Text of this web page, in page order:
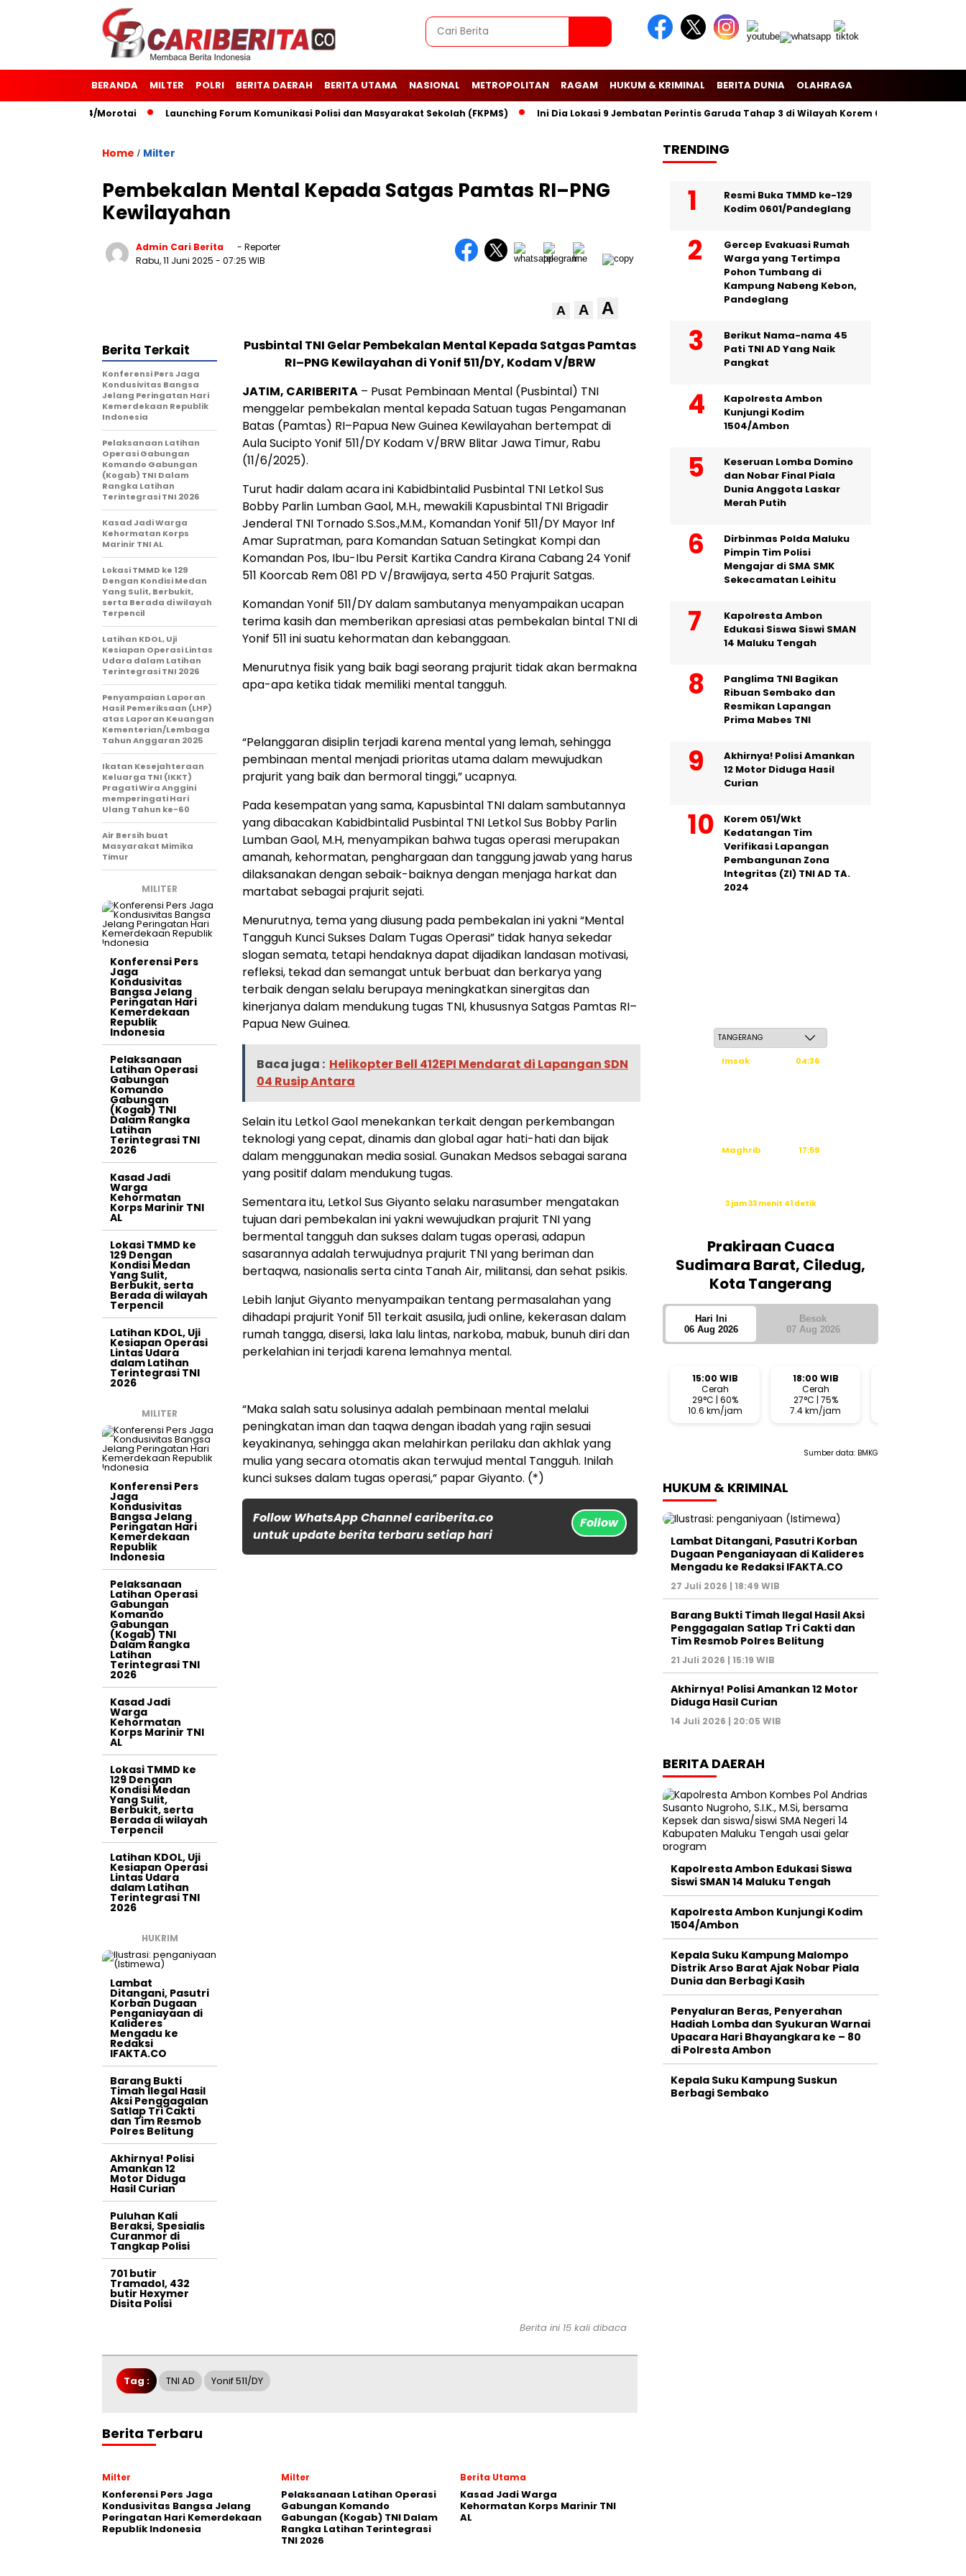
BERANDA MILTER POLRI BERITA DAERAH BERITA UTAMA NASIONAL METROPOLITAN RAGAM HUKUM & KRIMINAL BERITA DUNIA OLAHRAGA
Kodim 1514/Morotai Launching Forum Komunikasi Polisi dan Masyarakat Sekolah (FKPMS) Ini Dia Lokasi 9 Jembatan Perintis Garuda Tahap 3 di Wilayah Korem 081/Dsj
Home / Milter
Pembekalan Mental Kepada Satgas Pamtas RI–PNG
Kewilayahan
Admin Cari Berita
- Reporter
Rabu, 11 Juni 2025 - 07:25 WIB
A A A
Pusbintal TNI Gelar Pembekalan Mental Kepada Satgas Pamtas
RI–PNG Kewilayahan di Yonif 511/DY, Kodam V/BRW
JATIM, CARIBERITA – Pusat Pembinaan Mental (Pusbintal) TNI
menggelar pembekalan mental kepada Satuan tugas Pengamanan
Batas (Pamtas) RI–Papua New Guinea Kewilayahan bertempat di
Aula Sucipto Yonif 511/DY Kodam V/BRW Blitar Jawa Timur, Rabu
(11/6/2025).
Turut hadir dalam acara ini Kabidbintalid Pusbintal TNI Letkol Sus
Bobby Parlin Lumban Gaol, M.H., mewakili Kapusbintal TNI Brigadir
Jenderal TNI Tornado S.Sos.,M.M., Komandan Yonif 511/DY Mayor Inf
Amar Supratman, para Komandan Satuan Setingkat Kompi dan
Komandan Pos, Ibu-Ibu Persit Kartika Candra Kirana Cabang 24 Yonif
511 Koorcab Rem 081 PD V/Brawijaya, serta 450 Prajurit Satgas.
Komandan Yonif 511/DY dalam sambutanya menyampaikan ucapan
terima kasih dan memberikan apresiasi atas pembekalan bintal TNI di
Yonif 511 ini suatu kehormatan dan kebanggaan.
Menurutnya fisik yang baik bagi seorang prajurit tidak akan bermakna
apa-apa ketika tidak memiliki mental tangguh.
“Pelanggaran disiplin terjadi karena mental yang lemah, sehingga
pembinaan mental menjadi prioritas utama dalam mewujudkan
prajurit yang baik dan bermoral tinggi,” ucapnya.
Pada kesempatan yang sama, Kapusbintal TNI dalam sambutannya
yang dibacakan Kabidbintalid Pusbintal TNI Letkol Sus Bobby Parlin
Lumban Gaol, M.H, menyampikan bahwa tugas operasi merupakan
amanah, kehormatan, penghargaan dan tanggung jawab yang harus
dilaksanakan dengan sebaik-baiknya dengan menjaga harkat dan
martabat sebagai prajurit sejati.
Menurutnya, tema yang diusung pada pembekalan ini yakni “Mental
Tangguh Kunci Sukses Dalam Tugas Operasi” tidak hanya sekedar
slogan semata, tetapi hendaknya dapat dijadikan landasan motivasi,
refleksi, tekad dan semangat untuk berbuat dan berkarya yang
terbaik dengan selalu berupaya meningkatkan sinergitas dan
kinerjanya dalam mendukung tugas TNI, khususnya Satgas Pamtas RI–
Papua New Guinea.
Baca juga : Helikopter Bell 412EPI Mendarat di Lapangan SDN
04 Rusip Antara
Selain itu Letkol Gaol menekankan terkait dengan perkembangan
teknologi yang cepat, dinamis dan global agar hati-hati dan bijak
dalam menggunakan media sosial. Gunakan Medsos sebagai sarana
yang positif dalam mendukung tugas.
Sementara itu, Letkol Sus Giyanto selaku narasumber mengatakan
tujuan dari pembekalan ini yakni wewujudkan prajurit TNI yang
bermental tangguh dan sukses dalam tugas operasi, adapun
sasarannya adalah terwujudnya prajurit TNI yang beriman dan
bertaqwa, nasionalis serta cinta Tanah Air, militansi, dan sehat psikis.
Lebih lanjut Giyanto menyampaikan tentang permasalahan yang
dihadapi prajurit Yonif 511 terkait asusila, judi online, kekerasan dalam
rumah tangga, disersi, laka lalu lintas, narkoba, mabuk, bunuh diri dan
perkelahian ini terjadi karena lemahnya mental.
“Maka salah satu solusinya adalah pembinaan mental melalui
peningkatan iman dan taqwa dengan ibadah yang rajin sesuai
keyakinanya, sehingga akan melahirkan perilaku dan akhlak yang
mulia yang secara otomatis akan terwujud mental Tangguh. Inilah
kunci sukses dalam tugas operasi,” papar Giyanto. (*)
Follow WhatsApp Channel cariberita.co
untuk update berita terbaru setiap hari
Follow
Berita Terkait
Konferensi Pers Jaga
Kondusivitas Bangsa
Jelang Peringatan Hari
Kemerdekaan Republik
Indonesia
Pelaksanaan Latihan
Operasi Gabungan
Komando Gabungan
(Kogab) TNI Dalam
Rangka Latihan
Terintegrasi TNI 2026
Kasad Jadi Warga
Kehormatan Korps
Marinir TNI AL
Lokasi TMMD ke 129
Dengan Kondisi Medan
Yang Sulit, Berbukit,
serta Berada di wilayah
Terpencil
Latihan KDOL, Uji
Kesiapan Operasi Lintas
Udara dalam Latihan
Terintegrasi TNI 2026
Penyampaian Laporan
Hasil Pemeriksaan (LHP)
atas Laporan Keuangan
Kementerian/Lembaga
Tahun Anggaran 2025
Ikatan Kesejahteraan
Keluarga TNI (IKKT)
Pragati Wira Anggini
memperingati Hari
Ulang Tahun ke-60
Air Bersih buat
Masyarakat Mimika
Timur
MILITER
Konferensi Pers
Jaga
Kondusivitas
Bangsa Jelang
Peringatan Hari
Kemerdekaan
Republik
Indonesia
Pelaksanaan
Latihan Operasi
Gabungan
Komando
Gabungan
(Kogab) TNI
Dalam Rangka
Latihan
Terintegrasi TNI
2026
Kasad Jadi
Warga
Kehormatan
Korps Marinir TNI
AL
Lokasi TMMD ke
129 Dengan
Kondisi Medan
Yang Sulit,
Berbukit, serta
Berada di wilayah
Terpencil
Latihan KDOL, Uji
Kesiapan Operasi
Lintas Udara
dalam Latihan
Terintegrasi TNI
2026
MILITER
Konferensi Pers
Jaga
Kondusivitas
Bangsa Jelang
Peringatan Hari
Kemerdekaan
Republik
Indonesia
Pelaksanaan
Latihan Operasi
Gabungan
Komando
Gabungan
(Kogab) TNI
Dalam Rangka
Latihan
Terintegrasi TNI
2026
Kasad Jadi
Warga
Kehormatan
Korps Marinir TNI
AL
Lokasi TMMD ke
129 Dengan
Kondisi Medan
Yang Sulit,
Berbukit, serta
Berada di wilayah
Terpencil
Latihan KDOL, Uji
Kesiapan Operasi
Lintas Udara
dalam Latihan
Terintegrasi TNI
2026
HUKRIM
Lambat
Ditangani, Pasutri
Korban Dugaan
Penganiayaan di
Kalideres
Mengadu ke
Redaksi
IFAKTA.CO
Barang Bukti
Timah Ilegal Hasil
Aksi Penggagalan
Satlap Tri Cakti
dan Tim Resmob
Polres Belitung
Akhirnya! Polisi
Amankan 12
Motor Diduga
Hasil Curian
Puluhan Kali
Beraksi, Spesialis
Curanmor di
Tangkap Polisi
701 butir
Tramadol, 432
butir Hexymer
Disita Polisi
Berita ini 15 kali dibaca
Tag : TNI AD Yonif 511/DY
Berita Terbaru
Milter
Konferensi Pers Jaga
Kondusivitas Bangsa Jelang
Peringatan Hari Kemerdekaan
Republik Indonesia
Milter
Pelaksanaan Latihan Operasi
Gabungan Komando
Gabungan (Kogab) TNI Dalam
Rangka Latihan Terintegrasi
TNI 2026
Berita Utama
Kasad Jadi Warga
Kehormatan Korps Marinir TNI
AL
TRENDING
Resmi Buka TMMD ke-129
Kodim 0601/Pandeglang
Gercep Evakuasi Rumah
Warga yang Tertimpa
Pohon Tumbang di
Kampung Nabeng Kebon,
Pandeglang
Berikut Nama-nama 45
Pati TNI AD Yang Naik
Pangkat
Kapolresta Ambon
Kunjungi Kodim
1504/Ambon
Keseruan Lomba Domino
dan Nobar Final Piala
Dunia Anggota Laskar
Merah Putih
Dirbinmas Polda Maluku
Pimpin Tim Polisi
Mengajar di SMA SMK
Sekecamatan Leihitu
Kapolresta Ambon
Edukasi Siswa Siswi SMAN
14 Maluku Tengah
Panglima TNI Bagikan
Ribuan Sembako dan
Resmikan Lapangan
Prima Mabes TNI
Akhirnya! Polisi Amankan
12 Motor Diduga Hasil
Curian
Korem 051/Wkt
Kedatangan Tim
Verifikasi Lapangan
Pembangunan Zona
Integritas (ZI) TNI AD TA.
2024
Imsak
04:36
Maghrib
17:59
3 jam 33 menit 40 detik
Prakiraan Cuaca
Sudimara Barat, Ciledug,
Kota Tangerang
Hari Ini
06 Aug 2026
Besok
07 Aug 2026
15:00 WIB
Cerah
29°C | 60%
10.6 km/jam
18:00 WIB
Cerah
27°C | 75%
7.4 km/jam
Sumber data: BMKG
HUKUM & KRIMINAL
Lambat Ditangani, Pasutri Korban
Dugaan Penganiayaan di Kalideres
Mengadu ke Redaksi IFAKTA.CO
27 Juli 2026 | 18:49 WIB
Barang Bukti Timah Ilegal Hasil Aksi
Penggagalan Satlap Tri Cakti dan
Tim Resmob Polres Belitung
21 Juli 2026 | 15:19 WIB
Akhirnya! Polisi Amankan 12 Motor
Diduga Hasil Curian
14 Juli 2026 | 20:05 WIB
BERITA DAERAH
Kapolresta Ambon Edukasi Siswa
Siswi SMAN 14 Maluku Tengah
Kapolresta Ambon Kunjungi Kodim
1504/Ambon
Kepala Suku Kampung Malompo
Distrik Arso Barat Ajak Nobar Piala
Dunia dan Berbagi Kasih
Penyaluran Beras, Penyerahan
Hadiah Lomba dan Syukuran Warnai
Upacara Hari Bhayangkara ke – 80
di Polresta Ambon
Kepala Suku Kampung Suskun
Berbagi Sembako